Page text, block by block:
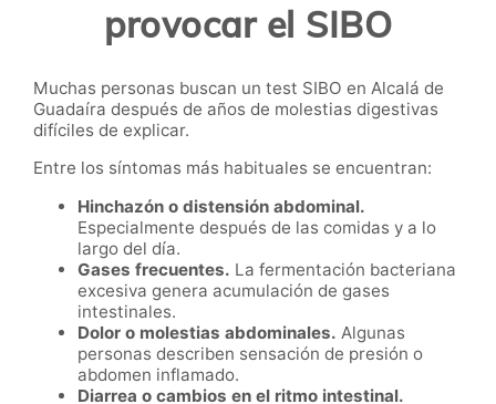
provocar el SIBO
Muchas personas buscan un test SIBO en Alcalá de
Guadaíra después de años de molestias digestivas
difíciles de explicar.
Entre los síntomas más habituales se encuentran:
Hinchazón o distensión abdominal.
Especialmente después de las comidas y a lo
largo del día.
Gases frecuentes. La fermentación bacteriana
excesiva genera acumulación de gases
intestinales.
Dolor o molestias abdominales. Algunas
personas describen sensación de presión o
abdomen inflamado.
Diarrea o cambios en el ritmo intestinal.